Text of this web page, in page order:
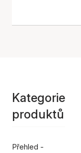
Kategorie
produktů
Přehled -